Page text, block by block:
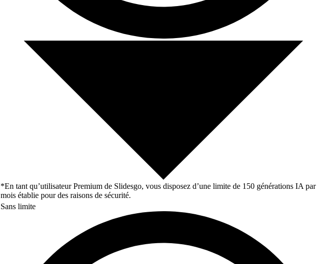
*En tant qu’utilisateur Premium de Slidesgo, vous disposez d’une limite de 150 générations IA par
mois établie pour des raisons de sécurité.
Sans limite